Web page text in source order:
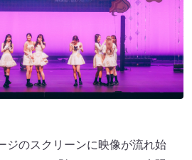
ジのスクリーンに映像が流れ始